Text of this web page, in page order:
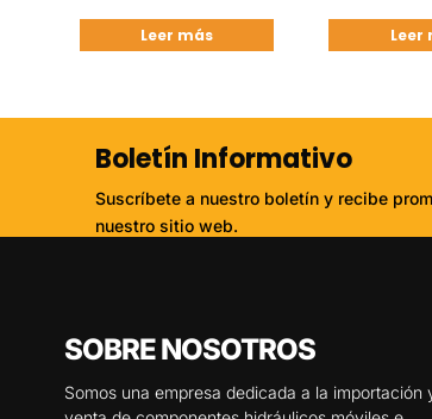
Leer más Leer
Boletín Informativo
Suscríbete a nuestro boletín y recibe
nuestro sitio web.
SOBRE NOSOTROS
Somos una empresa dedicada a la importación